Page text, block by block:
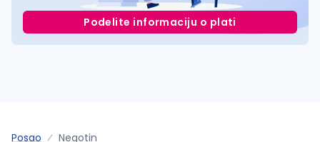
Podelite informaciju o plati
Posao Negotin